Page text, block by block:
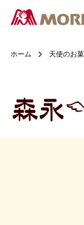
ホーム 天使のお